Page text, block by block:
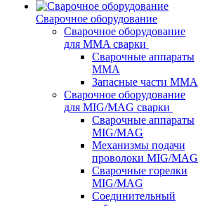
Сварочное оборудование
Сварочное оборудование
для MMA сварки
Сварочные аппараты
MMA
Запасные части MMA
Сварочное оборудование
для MIG/MAG сварки
Сварочные аппараты
MIG/MAG
Механизмы подачи
проволоки MIG/MAG
Сварочные горелки
MIG/MAG
Соединительный